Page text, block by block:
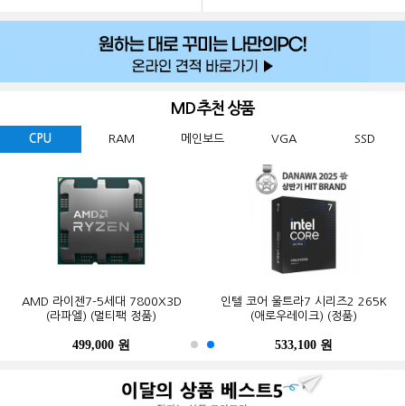
MD 추천 상품
CPU RAM 메인보드 VGA SSD
AMD 라이젠7-5세대 7800X3D
(라파엘) (멀티팩 정품)
499,000 원
인텔 코어 울트라7 시리즈2 265K
(애로우레이크) (정품)
533,100 원
ESSENCORE KLEVV DDR5-5600
CL46 파인인포 (16GB)
341,000 원
마이크론 Crucial DDR5-5600 CL46
PRO 대원씨티에스 (16GB)
387,000 원
GIGABYTE B650M K 피씨디렉트
123,000 원
ASUS TUF Gaming B850-PLUS WIFI
STCOM(조립용)
339,000 원
GIGABYTE 지포스 RTX 5060
WINDFORCE MAX OC D7 8GB
피씨디렉트
664,000 원
MSI 지포스 RTX 5070 게이밍 트리오
OC D7 12GB 트라이프로져4
1,299,000 원
Western Digital WD BLACK
SN850X M.2 NVMe (2TB)
550,000 원
삼성전자 990 PRO M.2 NVMe (2TB)
1,027,000 원